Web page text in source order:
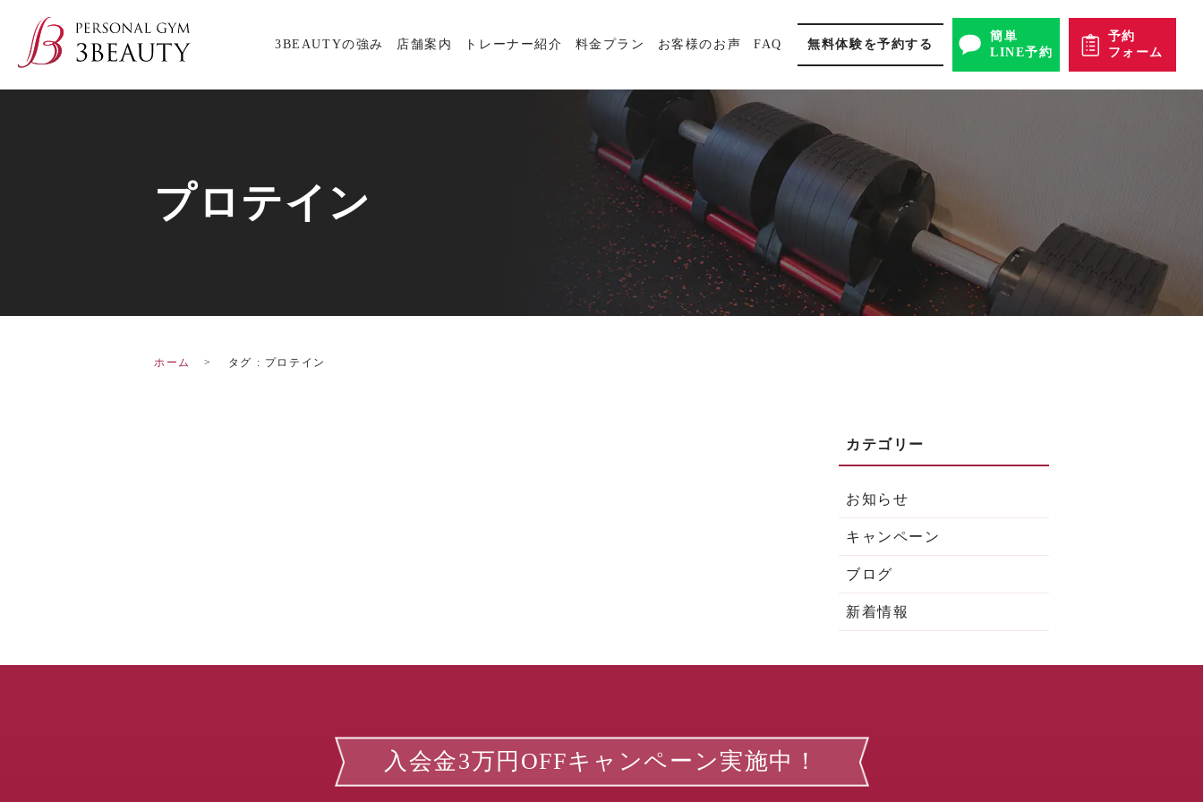
3BEAUTYの強み 店舗案内 トレーナー紹介 料金プラン お客様のお声 FAQ 無料体験を予約する
簡単
LINE予約
予約
フォーム
プロテイン
ホーム タグ : プロテイン
お知らせ
キャンペーン
ブログ
新着情報
入会金3万円OFFキャンペーン実施中！